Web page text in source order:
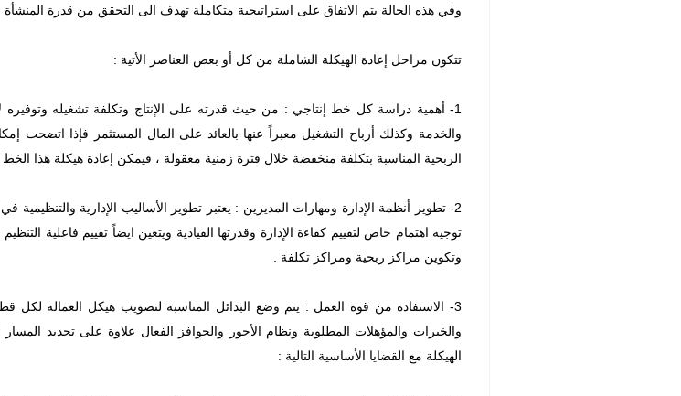
وفي هذه الحالة يتم الاتفاق على استراتيجية متكاملة تهدف الى التحقق من قدرة المنشأة
تتكون مراحل إعادة الهيكلة الشاملة من كل أو بعض العناصر الأتية :
1- أهمية دراسة كل خط إنتاجي : من حيث قدرته على الإنتاج وتكلفة تشغيله وتوفيره
والخدمة وكذلك أرباح التشغيل معبراً عنها بالعائد على المال المستثمر فإذا اتضحت
الربحية المناسبة بتكلفة منخفضة خلال فترة زمنية معقولة ، فيمكن إعادة هيكلة هذا الخط
2- تطوير أنظمة الإدارة ومهارات المديرين : يعتبر تطوير الأساليب الإدارية
توجيه اهتمام خاص لتقييم كفاءة الإدارة وقدرتها القيادية ويتعين ايضاً تقييم فاعلية
وتكوين مراكز ربحية ومراكز تكلفة .
3- الاستفادة من قوة العمل : يتم وضع البدائل المناسبة لتصويب هيكل العمالة لكل
والخبرات والمؤهلات المطلوبة ونظام الأجور والحوافز الفعال علاوة على تحديد
الهيكلة مع القضايا الأساسية التالية :